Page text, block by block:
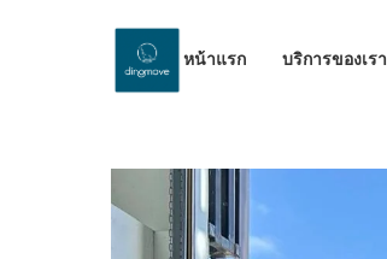
หน้าแรก บริการของเรา